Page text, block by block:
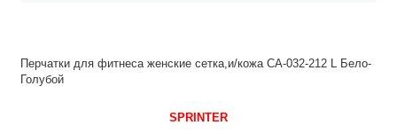
Перчатки для фитнеса женские сетка,и/кожа CA-032-212 L Бело-
Голубой
SPRINTER